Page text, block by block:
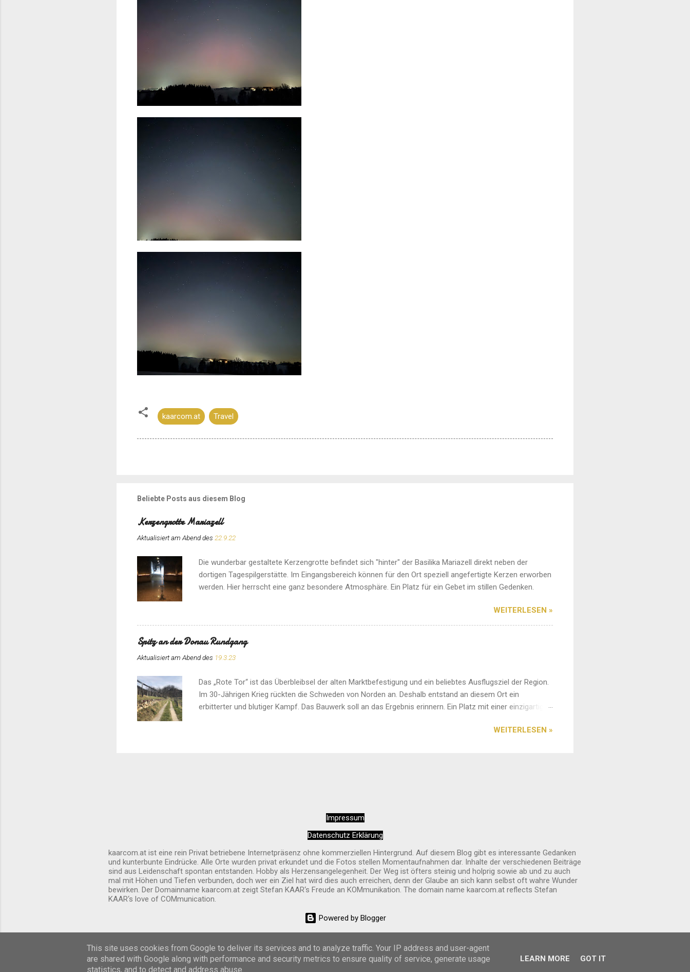
kaarcom.at Travel
Beliebte Posts aus diesem Blog
Kerzengrotte Mariazell
Aktualisiert am Abend des 22.9.22
Die wunderbar gestaltete Kerzengrotte befindet sich "hinter" der Basilika Mariazell direkt neben der
dortigen Tagespilgerstätte. Im Eingangsbereich können für den Ort speziell angefertigte Kerzen erworben
werden. Hier herrscht eine ganz besondere Atmosphäre. Ein Platz für ein Gebet im stillen Gedenken.
WEITERLESEN »
Spitz an der Donau Rundgang
Aktualisiert am Abend des 19.3.23
Das „Rote Tor“ ist das Überbleibsel der alten Marktbefestigung und ein beliebtes Ausflugsziel der Region.
Im 30-Jährigen Krieg rückten die Schweden von Norden an. Deshalb entstand an diesem Ort ein
erbitterter und blutiger Kampf. Das Bauwerk soll an das Ergebnis erinnern. Ein Platz mit einer einzigartigen
Besuch wert. Am besten kommt man über den Seiteneingang hinein. Innen wirkt das Ambiente sehr
WEITERLESEN »
Impressum
Datenschutz Erklärung
kaarcom.at ist eine rein Privat betriebene Internetpräsenz ohne kommerziellen Hintergrund. Auf diesem Blog gibt es interessante Gedanken
und kunterbunte Eindrücke. Alle Orte wurden privat erkundet und die Fotos stellen Momentaufnahmen dar. Inhalte der verschiedenen Beiträge
sind aus Leidenschaft spontan entstanden. Hobby als Herzensangelegenheit. Der Weg ist öfters steinig und holprig sowie ab und zu auch
mal mit Höhen und Tiefen verbunden, doch wer ein Ziel hat wird dies auch erreichen, denn der Glaube an sich kann selbst oft wahre Wunder
bewirken. Der Domainname kaarcom.at zeigt Stefan KAAR‘s Freude an KOMmunikation. The domain name kaarcom.at reflects Stefan
KAAR‘s love of COMmunication.
Powered by Blogger
© 2026 by Stefan Kaar, All rights reserved.
This site uses cookies from Google to deliver its services and to analyze traffic. Your IP address and user-agent
are shared with Google along with performance and security metrics to ensure quality of service, generate usage
statistics, and to detect and address abuse.
LEARN MORE GOT IT